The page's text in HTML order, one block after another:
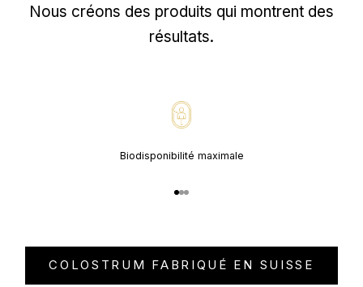
Nous créons des produits qui montrent des
résultats.
Biodisponibilité maximale
Aller à l'élément 1
Aller à l'élément 2
Aller à l'élément 3
COLOSTRUM FABRIQUÉ EN SUISSE